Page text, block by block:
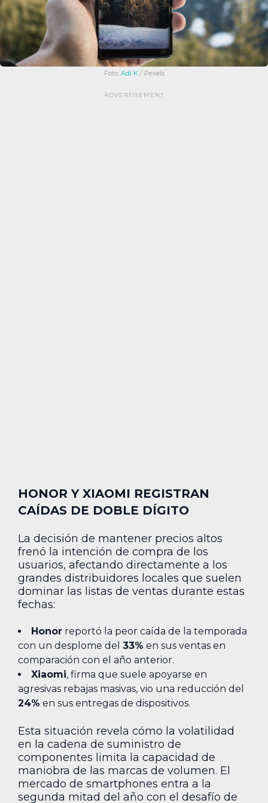
Foto: Adi K/ Pexels
HONOR Y XIAOMI REGISTRAN
CAÍDAS DE DOBLE DÍGITO
La decisión de mantener precios altos
frenó la intención de compra de los
usuarios, afectando directamente a los
grandes distribuidores locales que suelen
dominar las listas de ventas durante estas
fechas:
Honor reportó la peor caída de la temporada
con un desplome del 33% en sus ventas en
comparación con el año anterior.
Xiaomi, firma que suele apoyarse en
agresivas rebajas masivas, vio una reducción del
24% en sus entregas de dispositivos.
Esta situación revela cómo la volatilidad
en la cadena de suministro de
componentes limita la capacidad de
maniobra de las marcas de volumen. El
mercado de smartphones entra a la
segunda mitad del año con el desafío de